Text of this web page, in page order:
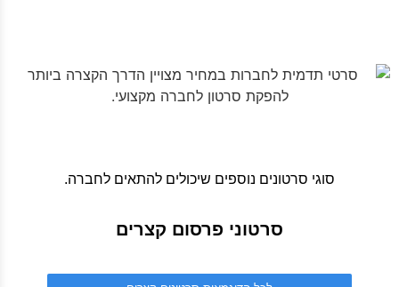
סוגי סרטונים נוספים שיכולים להתאים לחברה.
סרטוני פרסום קצרים